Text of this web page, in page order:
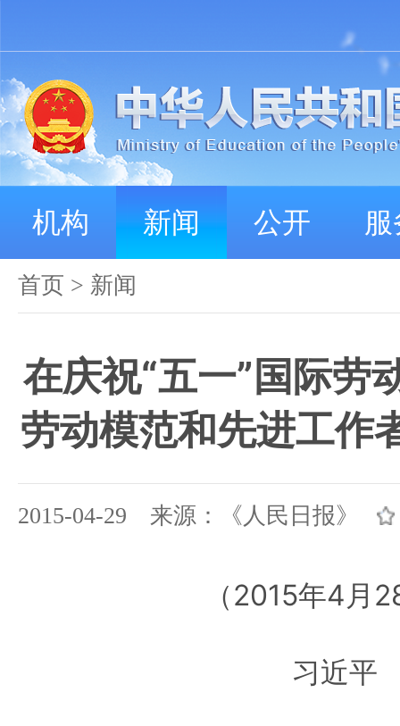
机构 新闻 公开
首页 > 新闻
在庆祝“五一”国际劳
劳动模范和先进工作
2015-04-29 来源：《人民日报》
（2015年4月
习近平